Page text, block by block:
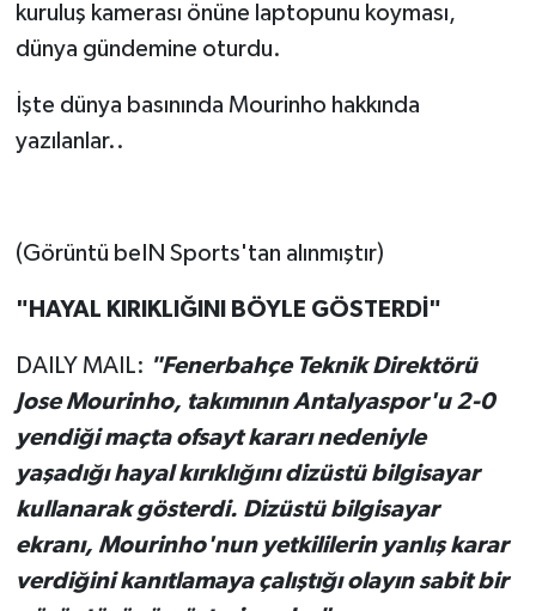
kuruluş kamerası önüne laptopunu koyması,
dünya gündemine oturdu.
İşte dünya basınında Mourinho hakkında
yazılanlar..
(Görüntü beIN Sports'tan alınmıştır)
"HAYAL KIRIKLIĞINI BÖYLE GÖSTERDİ"
DAILY MAIL: "Fenerbahçe Teknik Direktörü
Jose Mourinho, takımının Antalyaspor'u 2-0
yendiği maçta ofsayt kararı nedeniyle
yaşadığı hayal kırıklığını dizüstü bilgisayar
kullanarak gösterdi. Dizüstü bilgisayar
ekranı, Mourinho'nun yetkililerin yanlış karar
verdiğini kanıtlamaya çalıştığı olayın sabit bir